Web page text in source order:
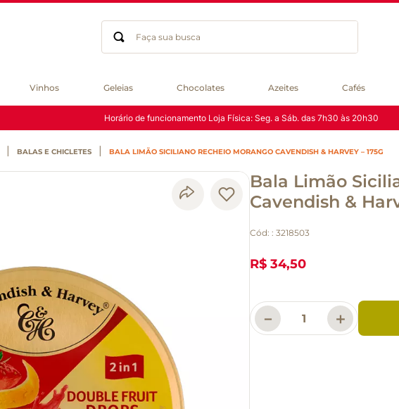
Faça sua busca
Vinhos Geleias Chocolates Azeites Cafés
Horário de funcionamento Loja Física: Seg. a Sáb. das 7h30 às 20h30
BALAS E CHICLETES BALA LIMÃO SICILIANO RECHEIO MORANGO CAVENDISH & HARVEY – 175G
Bala Limão
Cavendish &
Cód: : 3218503
R$ 34,50
＋
－
gluten
chocolate